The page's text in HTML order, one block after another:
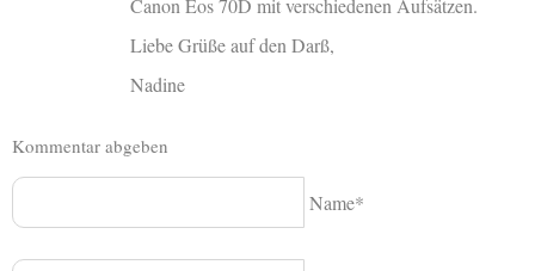
Canon Eos 70D mit verschiedenen Aufsätzen.
Liebe Grüße auf den Darß,
Nadine
Kommentar abgeben
Name*